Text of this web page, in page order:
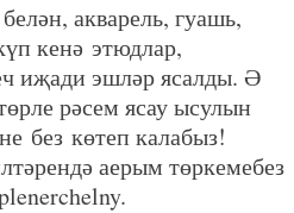
акварель, гуашь,
кенә этюдлар,
иҗади эшләр ясалды. Ә
рәсем ясау ысулын
без көтеп калабыз!
аерым төркемебез